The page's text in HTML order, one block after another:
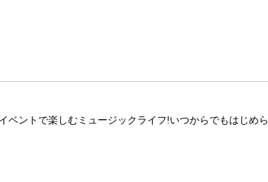
ントで楽しむミュージックライフ!いつからでもはじめ